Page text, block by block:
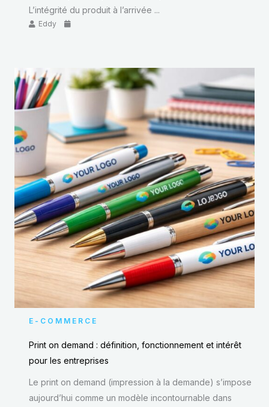
L’intégrité du produit à l’arrivée ...
Eddy
E-COMMERCE
Print on demand : définition, fonctionnement et intérêt
pour les entreprises
Le print on demand (impression à la demande) s’impose
aujourd’hui comme un modèle incontournable dans